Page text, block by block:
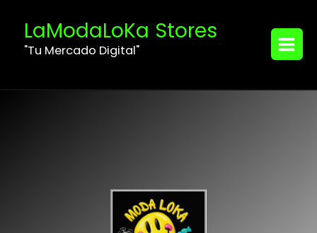
contenidoLaModaLoKa Stores
"Tu Mercado Digital"
MENU